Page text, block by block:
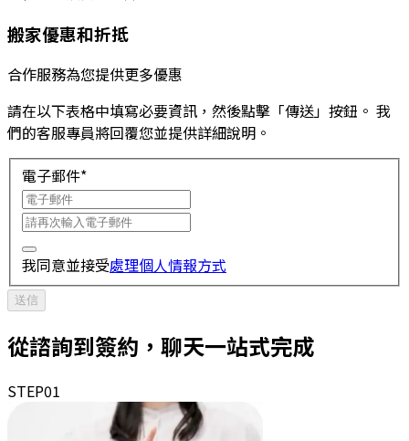
搬家優惠和折抵
合作服務為您提供更多優惠
請在以下表格中填寫必要資訊，然後點擊「傳送」按鈕。 我
們的客服專員將回覆您並提供詳細說明。
電子郵件*
我同意並接受處理個人情報方式
送信
從諮詢到簽約，聊天一站式完成
STEP01